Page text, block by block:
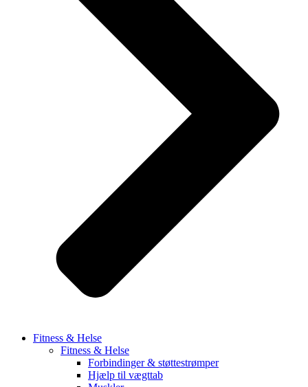
Fitness & Helse
Fitness & Helse
Forbindinger & støttestrømper
Hjælp til vægttab